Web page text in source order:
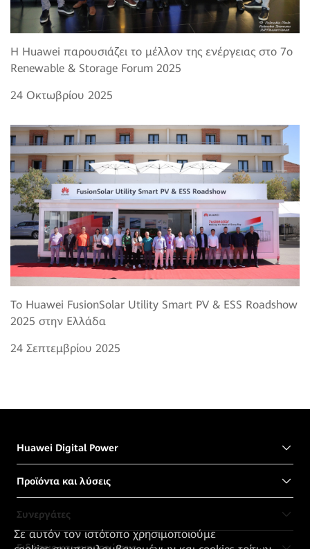
Η Huawei παρουσιάζει το μέλλον της ενέργειας στο 7o
Renewable & Storage Forum 2025
24 Οκτωβρίου 2025
Το Huawei FusionSolar Utility Smart PV & ESS Roadshow
2025 στην Ελλάδα
24 Σεπτεμβρίου 2025
Huawei Digital Power
Προϊόντα και λύσεις
Συνεργάτες
Σε αυτόν τον ιστότοπο χρησιμοποιούμε